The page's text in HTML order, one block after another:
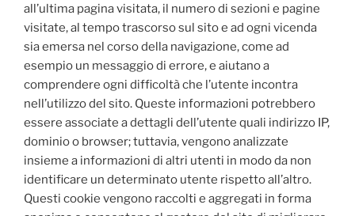
all’ultima pagina visitata, il numero di sezioni e pagine
visitate, al tempo trascorso sul sito e ad ogni vicenda
sia emersa nel corso della navigazione, come ad
esempio un messaggio di errore, e aiutano a
comprendere ogni difficoltà che l’utente incontra
nell’utilizzo del sito. Queste informazioni potrebbero
essere associate a dettagli dell’utente quali indirizzo IP,
dominio o browser; tuttavia, vengono analizzate
insieme a informazioni di altri utenti in modo da non
identificare un determinato utente rispetto all’altro.
Questi cookie vengono raccolti e aggregati in forma